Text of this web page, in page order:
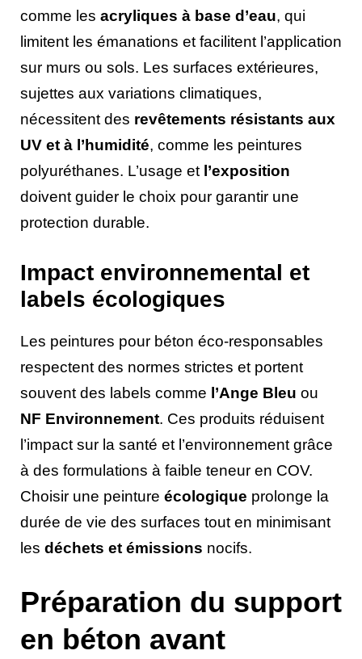
comme les acryliques à base d’eau, qui
limitent les émanations et facilitent l’application
sur murs ou sols. Les surfaces extérieures,
sujettes aux variations climatiques,
nécessitent des revêtements résistants aux
UV et à l’humidité, comme les peintures
polyuréthanes. L’usage et l’exposition
doivent guider le choix pour garantir une
protection durable.
Impact environnemental et
labels écologiques
Les peintures pour béton éco-responsables
respectent des normes strictes et portent
souvent des labels comme l’Ange Bleu ou
NF Environnement. Ces produits réduisent
l’impact sur la santé et l’environnement grâce
à des formulations à faible teneur en COV.
Choisir une peinture écologique prolonge la
durée de vie des surfaces tout en minimisant
les déchets et émissions nocifs.
Préparation du support
en béton avant